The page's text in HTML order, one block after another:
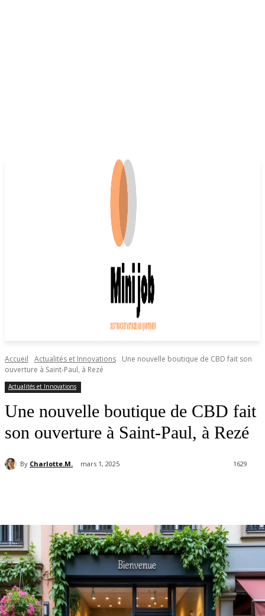
Accueil Actualités et Innovations
Une nouvelle boutique de CBD fait son
ouverture à Saint-Paul, à Rezé
Actualités et Innovations
Une nouvelle boutique de CBD fait
son ouverture à Saint-Paul, à Rezé
By Charlotte.M. mars 1, 2025 1629